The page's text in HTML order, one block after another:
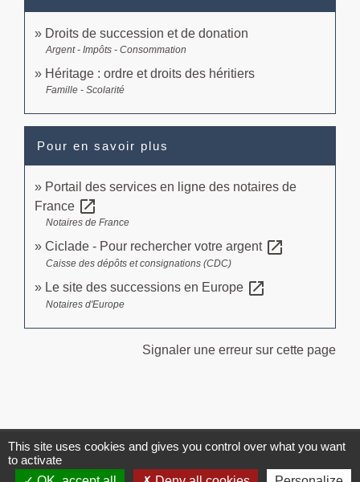
Droits de succession et de donation
Argent - Impôts - Consommation
Héritage : ordre et droits des héritiers
Famille - Scolarité
Pour en savoir plus
Portail des services en ligne des notaires de
France open_in_new
Notaires de France
Ciclade - Pour rechercher votre argent open_in_new
Caisse des dépôts et consignations (CDC)
Le site des successions en Europe open_in_new
Notaires d'Europe
Signaler une erreur sur cette page
Contacts
Commune de Brissac
This site uses cookies and gives you control over what you want
to activate